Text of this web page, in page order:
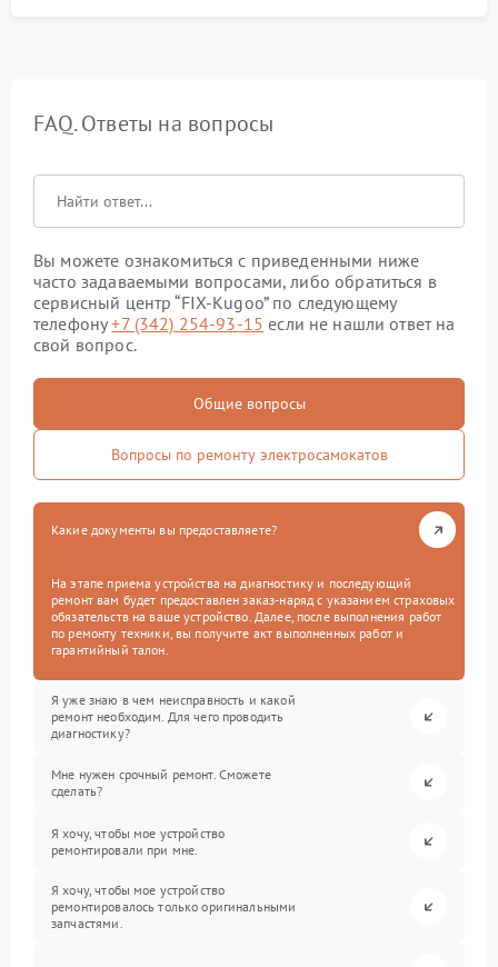
FAQ. Ответы на вопросы
Вы можете ознакомиться с приведенными ниже
часто задаваемыми вопросами, либо обратиться в
сервисный центр “FIX-Kugoo” по следующему
телефону+7 (342) 254-93-15 если не нашли ответ на
свой вопрос.
Общие вопросы
Вопросы по ремонту электросамокатов
Какие документы вы предоставляете?
На этапе приема устройства на диагностику и последующий
ремонт вам будет предоставлен заказ-наряд с указанием страховых
обязательств на ваше устройство. Далее, после выполнения работ
по ремонту техники, вы получите акт выполненных работ и
гарантийный талон.
Я уже знаю в чем неисправность и какой
ремонт необходим. Для чего проводить
диагностику?
Мне нужен срочный ремонт. Сможете
сделать?
Я хочу, чтобы мое устройство
ремонтировали при мне.
Я хочу, чтобы мое устройство
ремонтировалось только оригинальными
запчастями.